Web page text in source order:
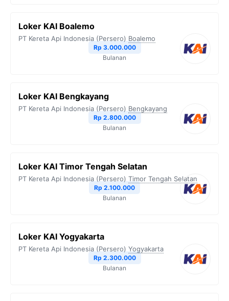
Loker KAI Boalemo
PT Kereta Api Indonesia (Persero) Boalemo
Rp 3.000.000
Bulanan
Loker KAI Bengkayang
PT Kereta Api Indonesia (Persero) Bengkayang
Rp 2.800.000
Bulanan
Loker KAI Timor Tengah Selatan
PT Kereta Api Indonesia (Persero) Timor Tengah Selatan
Rp 2.100.000
Bulanan
Loker KAI Yogyakarta
PT Kereta Api Indonesia (Persero) Yogyakarta
Rp 2.300.000
Bulanan